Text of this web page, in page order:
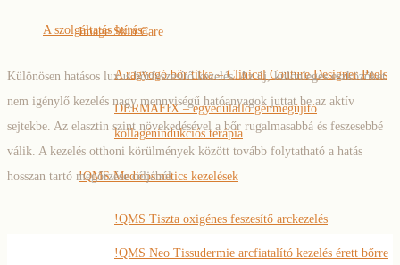
Image Skin Care
A ragyogó bőr titka – Clinical Couture Designer Peels
DERMAFIX – egyedülálló génmegújító
kollagénindukciós terápia
!QMS Medicosmetics kezelések
!QMS Tiszta oxigénes feszesítő arckezelés
!QMS Neo Tissudermie arcfiatalító kezelés érett bőrre
A szolgáltatás leírása
Különösen hatásos luxus bőrfeszesítő kezelés. Az új, különleges eszközöket
nem igénylő kezelés nagy mennyiségű hatóanyagok juttat be az aktív
sejtekbe. Az elasztin szint növekedésével a bőr rugalmasabbá és feszesebbé
válik. A kezelés otthoni körülmények között tovább folytatható a hatás
hosszan tartó megőrzése céljából.